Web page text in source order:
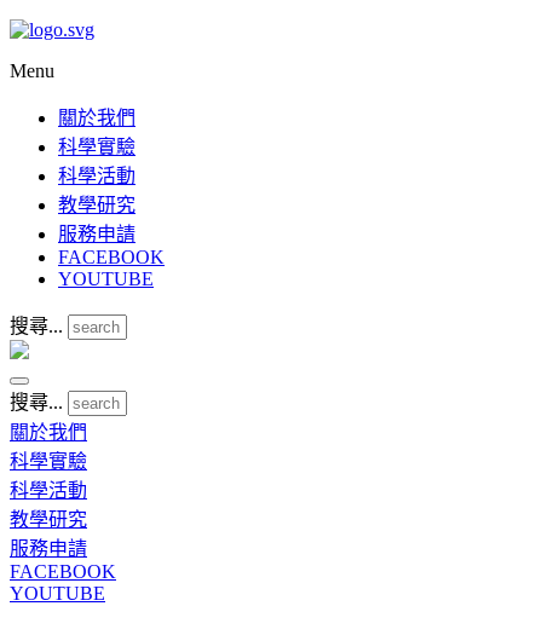
Menu
關於我們
科學實驗
科學活動
教學研究
服務申請
FACEBOOK
YOUTUBE
搜尋...
搜尋...
關於我們
科學實驗
科學活動
教學研究
服務申請
FACEBOOK
YOUTUBE